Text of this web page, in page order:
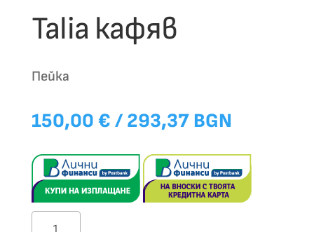
Talia кафяв
Пейка
150,00 € / 293,37 BGN
количество